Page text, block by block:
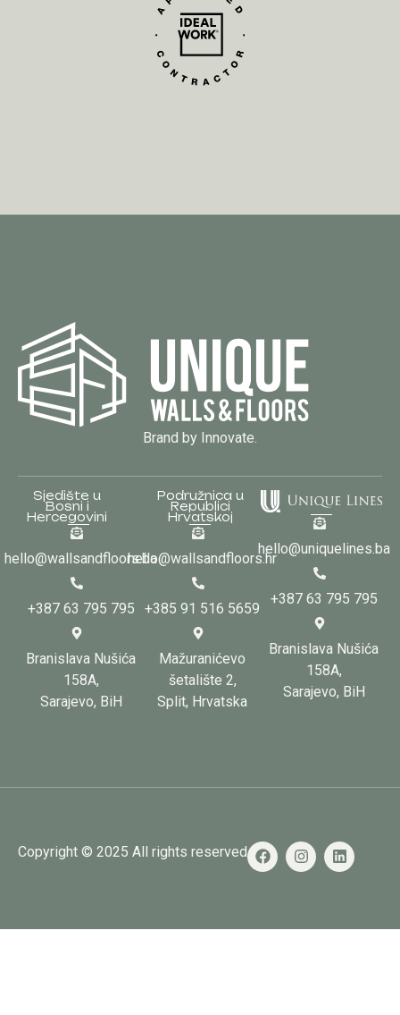
Brand by Innovate.
Sjedište u
Bosni i
Hercegovini
hello@wallsandfloors.ba
+387 63 795 795
Branislava Nušića
158A,
Sarajevo, BiH
Podružnica u
Republici
Hrvatskoj
hello@wallsandfloors.hr
+385 91 516 5659
Mažuranićevo
šetalište 2,
Split, Hrvatska
hello@uniquelines.ba
+387 63 795 795
Branislava Nušića
158A,
Sarajevo, BiH
Copyright © 2025 All rights reserved